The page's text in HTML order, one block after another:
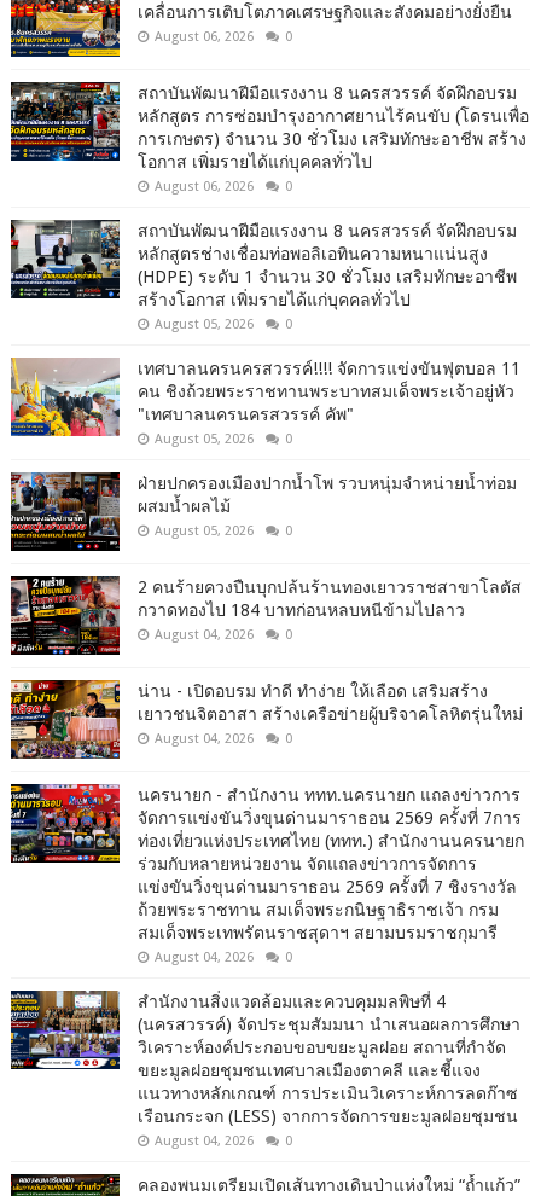
เคลื่อนการเติบโตภาคเศรษฐกิจและสังคมอย่างยั่งยืน
August 06, 2026 0
สถาบันพัฒนาฝีมือแรงงาน 8 นครสวรรค์ จัดฝึกอบรม
หลักสูตร การซ่อมบำรุงอากาศยานไร้คนขับ (โดรนเพื่อ
การเกษตร) จำนวน 30 ชั่วโมง เสริมทักษะอาชีพ สร้าง
โอกาส เพิ่มรายได้แก่บุคคลทั่วไป
August 06, 2026 0
สถาบันพัฒนาฝีมือแรงงาน 8 นครสวรรค์ จัดฝึกอบรม
หลักสูตรช่างเชื่อมท่อพอลิเอทินความหนาแน่นสูง
(HDPE) ระดับ 1 จำนวน 30 ชั่วโมง เสริมทักษะอาชีพ
สร้างโอกาส เพิ่มรายได้แก่บุคคลทั่วไป
August 05, 2026 0
เทศบาลนครนครสวรรค์!!!! จัดการแข่งขันฟุตบอล 11
คน ชิงถ้วยพระราชทานพระบาทสมเด็จพระเจ้าอยู่หัว
"เทศบาลนครนครสวรรค์ คัพ"
August 05, 2026 0
ฝ่ายปกครองเมืองปากน้ำโพ รวบหนุ่มจำหน่ายน้ำท่อม
ผสมน้ำผลไม้
August 05, 2026 0
2 คนร้ายควงปืนบุกปล้นร้านทองเยาวราชสาขาโลตัส
กวาดทองไป 184 บาทก่อนหลบหนีข้ามไปลาว
August 04, 2026 0
น่าน - เปิดอบรม ทำดี ทำง่าย ให้เลือด เสริมสร้าง
เยาวชนจิตอาสา สร้างเครือข่ายผู้บริจาคโลหิตรุ่นใหม่
August 04, 2026 0
นครนายก - สำนักงาน ททท.นครนายก แถลงข่าวการ
จัดการแข่งขันวิ่งขุนด่านมาราธอน 2569 ครั้งที่ 7การ
ท่องเที่ยวแห่งประเทศไทย (ททท.) สำนักงานนครนายก
ร่วมกับหลายหน่วยงาน จัดแถลงข่าวการจัดการ
แข่งขันวิ่งขุนด่านมาราธอน 2569 ครั้งที่ 7 ชิงรางวัล
ถ้วยพระราชทาน สมเด็จพระกนิษฐาธิราชเจ้า กรม
สมเด็จพระเทพรัตนราชสุดาฯ สยามบรมราชกุมารี
August 04, 2026 0
สำนักงานสิ่งแวดล้อมและควบคุมมลพิษที่ 4
(นครสวรรค์) จัดประชุมสัมมนา นำเสนอผลการศึกษา
วิเคราะห์องค์ประกอบขอบขยะมูลฝอย สถานที่กำจัด
ขยะมูลฝอยชุมชนเทศบาลเมืองตาคลี และชี้แจง
แนวทางหลักเกณฑ์ การประเมินวิเคราะห์การลดก๊าซ
เรือนกระจก (LESS) จากการจัดการขยะมูลฝอยชุมชน
August 04, 2026 0
คลองพนมเตรียมเปิดเส้นทางเดินป่าแห่งใหม่ “ถ้ำแก้ว”